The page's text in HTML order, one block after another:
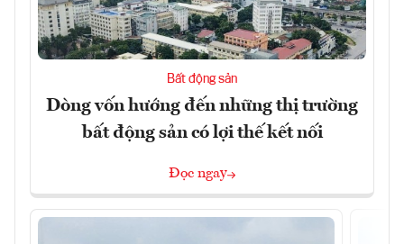
Bất động sản
Dòng vốn hướng đến những thị trường
bất động sản có lợi thế kết nối
Đọc ngay